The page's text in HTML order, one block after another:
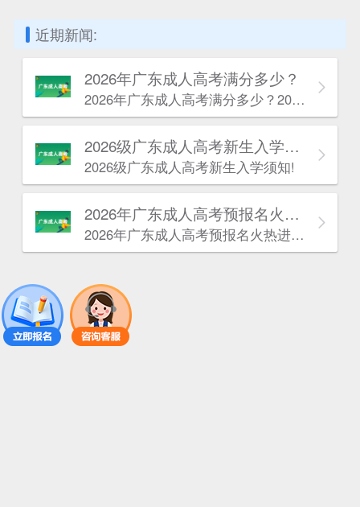
近期新闻:
2026年广东成人高考满分多少？
2026年广东成人高考满分多少？2026年广东成人高考满分根据报考层次不同分为两种情况。
2026级广东成人高考新生入学须知!
2026级广东成人高考新生入学须知!
2026年广东成人高考预报名火热进行中！
2026年广东成人高考预报名火热进行中！